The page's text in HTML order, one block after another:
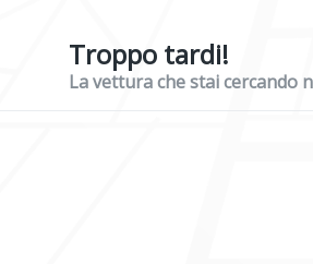
Troppo tardi!
La vettura che stai cercando